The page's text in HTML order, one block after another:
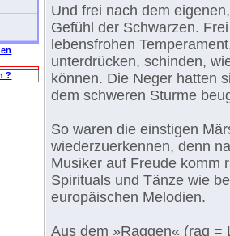
?
Und frei nach dem
Gefühl der Schwarzen.
lebensfrohen
unterdrücken, schinden,
können. Die Neger hatten
dem schweren Sturme
So waren die einstigen
wiederzuerkennen, denn
Musiker auf Freude komm
Spirituals und Tänze wie
europäischen Melodien.
Aus dem »Raggen« (rag =